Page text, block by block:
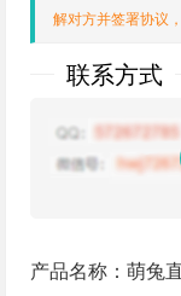
解对方并签署协议
联系方式
产品名称：萌兔